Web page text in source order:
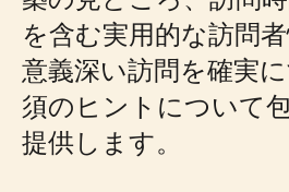
を含む実用的な訪問
意義深い訪問を確実
須のヒントについて
提供します。